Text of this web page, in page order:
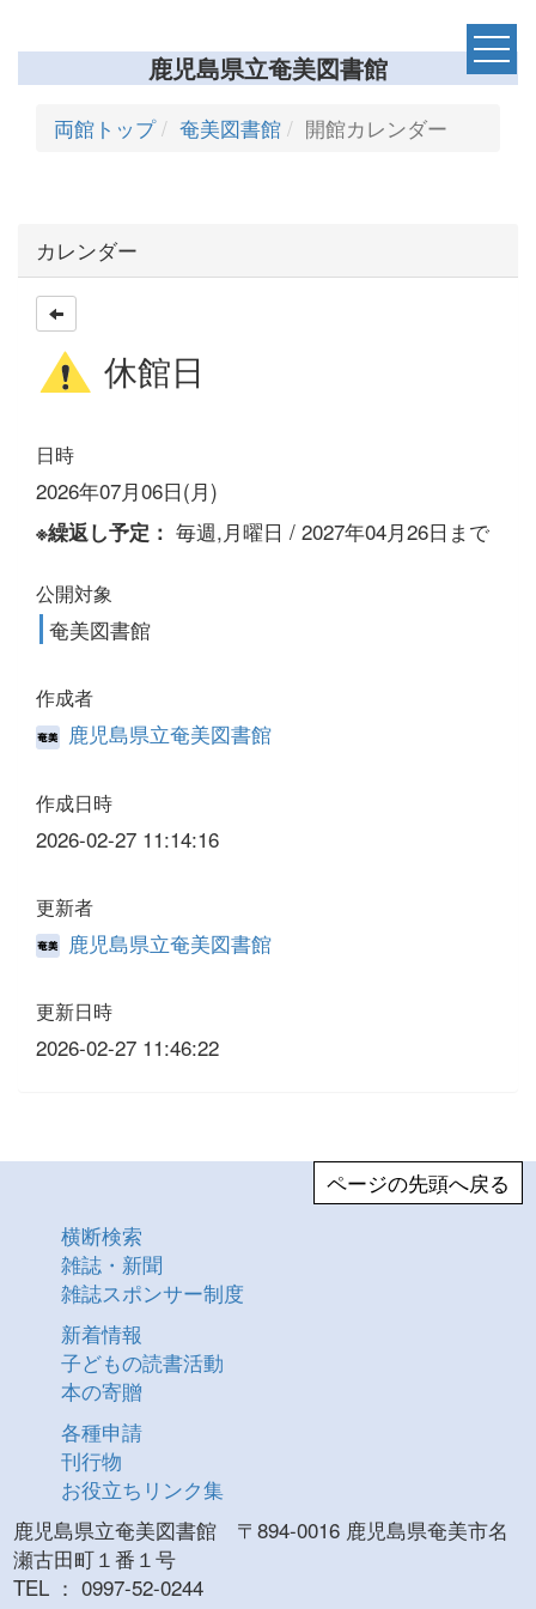
鹿児島県立奄美図書館
両館トップ 奄美図書館 開館カレンダー
カレンダー
休館日
日時
2026年07月06日(月)
※繰返し予定： 毎週,月曜日 / 2027年04月26日まで
公開対象
奄美図書館
作成者
鹿児島県立奄美図書館
作成日時
2026-02-27 11:14:16
更新者
鹿児島県立奄美図書館
更新日時
2026-02-27 11:46:22
ページの先頭へ戻る
横断検索
雑誌・新聞
雑誌スポンサー制度
新着情報
子どもの読書活動
本の寄贈
各種申請
刊行物
お役立ちリンク集
鹿児島県立奄美図書館 〒894-0016 鹿児島県奄美市名
瀬古田町１番１号
TEL ： 0997-52-0244